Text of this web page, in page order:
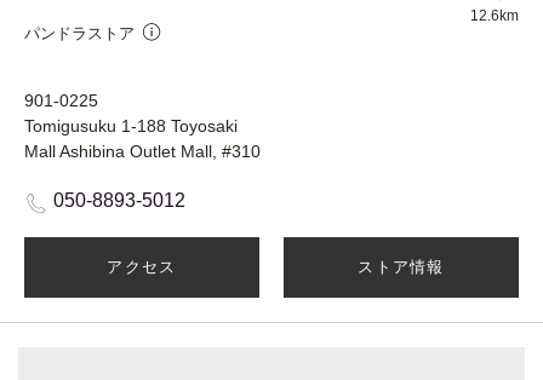
パンドラストア
12.6km
901-0225
Tomigusuku 1-188 Toyosaki
Mall Ashibina Outlet Mall, #310
050-8893-5012
アクセス ストア情報